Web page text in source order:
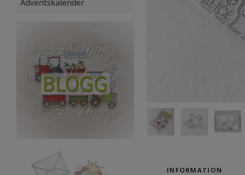
Adventskalender
INFORMATION